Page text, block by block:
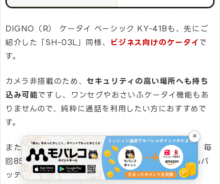
DIGNO（R） ケータイ ベーシック KY-41Bも、先にご
紹介した「SH-03L」同様、
ビジネス向けのケータイで
す。
カメラ非搭載のため、 セキュリティの高い場所へも持ち
込み可能ですし、ワンセグやおさいふケータイ機能もあ
りませんので、純粋に通話を利用したい方におすすめで
す。
また、「バッテリーケアモード」をONにしておくと、毎
回85％までしか充電できなくなるため、通常時よりもバ
ッテリーの寿命を1.5～2倍伸ばすことが可能です。
×